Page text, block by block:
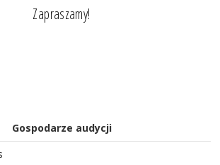
Zapraszamy!
Gospodarze audycji